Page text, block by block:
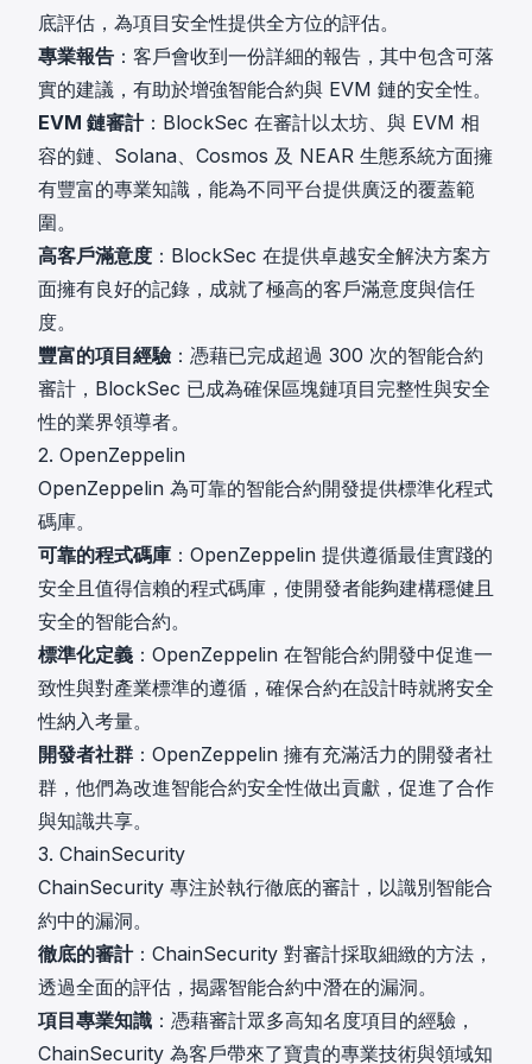
底評估，為項目安全性提供全方位的評估。
專業報告 ：客戶會收到一份詳細的報告，其中包含可落
實的建議，有助於增強智能合約與 EVM 鏈的安全性。
EVM 鏈審計：BlockSec 在審計以太坊、與 EVM 相
容的鏈、Solana、Cosmos 及 NEAR 生態系統方面擁
有豐富的專業知識，能為不同平台提供廣泛的覆蓋範
圍。
高客戶滿意度 ：BlockSec 在提供卓越安全解決方案方
面擁有良好的記錄，成就了極高的客戶滿意度與信任
度。
豐富的項目經驗 ：憑藉已完成超過 300 次的智能合約
審計，BlockSec 已成為確保區塊鏈項目完整性與安全
性的業界領導者。
2. OpenZeppelin
OpenZeppelin 為可靠的智能合約開發提供標準化程式
碼庫。
可靠的程式碼庫 ：OpenZeppelin 提供遵循最佳實踐的
安全且值得信賴的程式碼庫，使開發者能夠建構穩健且
安全的智能合約。
標準化定義 ：OpenZeppelin 在智能合約開發中促進一
致性與對產業標準的遵循，確保合約在設計時就將安全
性納入考量。
開發者社群 ：OpenZeppelin 擁有充滿活力的開發者社
群，他們為改進智能合約安全性做出貢獻，促進了合作
與知識共享。
3. ChainSecurity
ChainSecurity 專注於執行徹底的審計，以識別智能合
約中的漏洞。
徹底的審計：ChainSecurity 對審計採取細緻的方法，
透過全面的評估，揭露智能合約中潛在的漏洞。
項目專業知識 ：憑藉審計眾多高知名度項目的經驗，
ChainSecurity 為客戶帶來了寶貴的專業技術與領域知